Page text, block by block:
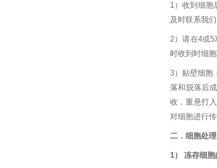
1）收到细胞
及时联系我
2）请在4或
时收到时细
3）贴壁细胞
落和脱落后
收，重悬打
对细胞进行
二．细胞处
1） 冻存细